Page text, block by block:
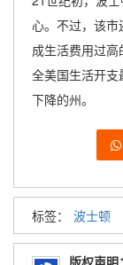
心。不过，该
成生活费用过
全美国生活开
下降的州。
标签： 波士顿